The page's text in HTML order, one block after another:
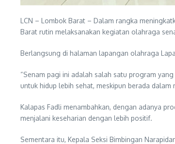
LCN – Lombok Barat – Dalam rangka
Barat rutin melaksanakan kegiatan olahraga
Berlangsung di halaman lapangan olahraga
“Senam pagi ini adalah salah satu program
untuk hidup lebih sehat, meskipun berada dalam
Kalapas Fadli menambahkan, dengan adanya
menjalani keseharian dengan lebih positif.
Sementara itu, Kepala Seksi Bimbingan